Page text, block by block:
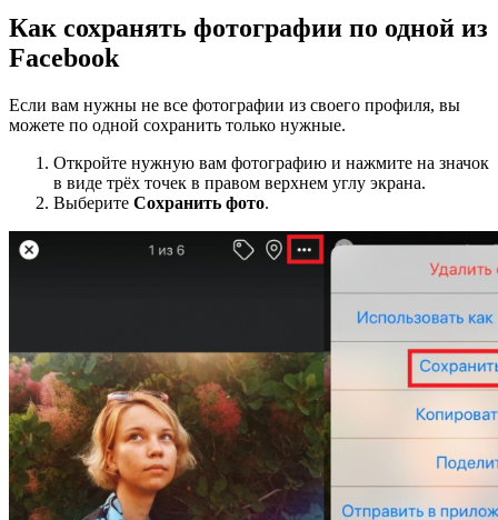
Как сохранять фотографии по одной из
Facebook
Если вам нужны не все фотографии из своего профиля, вы
можете по одной сохранить только нужные.
Откройте нужную вам фотографию и нажмите на значок
в виде трёх точек в правом верхнем углу экрана.
Выберите Сохранить фото.